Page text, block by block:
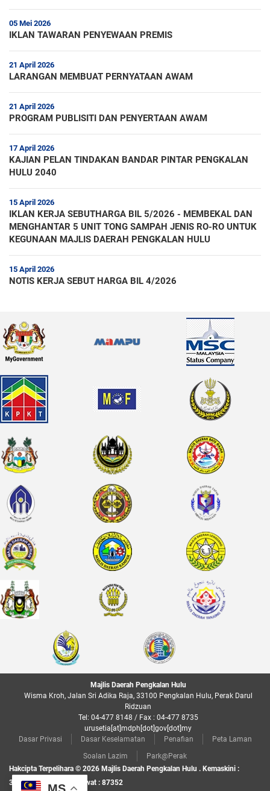
05 Mei 2026
IKLAN TAWARAN PENYEWAAN PREMIS
21 April 2026
LARANGAN MEMBUAT PERNYATAAN AWAM
21 April 2026
PROGRAM PUBLISITI DAN PENYERTAAN AWAM
17 April 2026
KAJIAN PELAN TINDAKAN BANDAR PINTAR PENGKALAN
HULU 2040
15 April 2026
IKLAN KERJA SEBUTHARGA BIL 5/2026 - MEMBEKAL DAN
MENGHANTAR 5 UNIT TONG SAMPAH JENIS RO-RO UNTUK
KEGUNAAN MAJLIS DAERAH PENGKALAN HULU
15 April 2026
NOTIS KERJA SEBUT HARGA BIL 4/2026
Majlis Daerah Pengkalan Hulu
Wisma Kroh, Jalan Sri Adika Raja, 33100 Pengkalan Hulu, Perak Darul
Ridzuan
Tel: 04-477 8148 / Fax : 04-477 8735
urusetia[at]mdph[dot]gov[dot]my
Dasar Privasi
Dasar Keselamatan Penafian
Peta Laman
Soalan Lazim
Park@Perak
Hakcipta Terpelihara © 2026 Majlis Daerah Pengkalan Hulu . Kemaskini :
31/07/26 • Jumlah Pelawat : 87352